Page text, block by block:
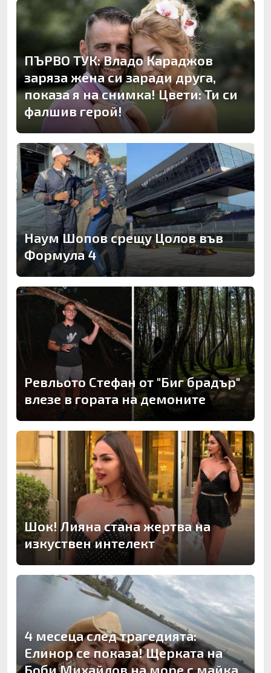
ПЪРВО ТУК: Владо Караджов
заряза жена си заради друга,
показа я на снимка! Цвети: Ти си
фалшив герой!
Наум Шопов срещу Цолов във
Формула 4
Ревльото Стефан от "Биг брадър"
влезе в гората на демоните
Шок! Лияна стана жертва на
изкуствен интелект
4 месеца след трагедията:
Елинор се показа! Щерката на
Боби Михайлов на море с майка